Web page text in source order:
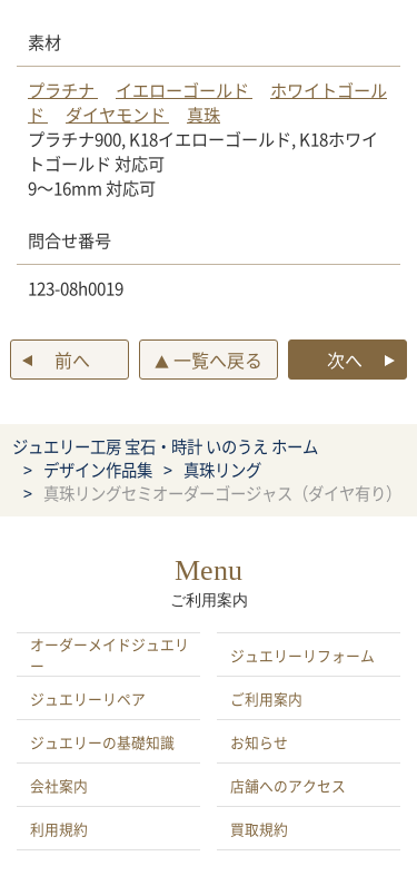
素材
プラチナ
イエローゴールド
ホワイトゴール
ド
ダイヤモンド
真珠
プラチナ900, K18イエローゴールド, K18ホワイ
トゴールド 対応可
9〜16mm 対応可
問合せ番号
123-08h0019
前へ ▲ 一覧へ戻る 次へ
ジュエリー工房 宝石・時計 いのうえ ホーム
デザイン作品集
真珠リング
真珠リングセミオーダーゴージャス（ダイヤ有り）
Menu
ご利用案内
オーダーメイドジュエリ
ー
ジュエリーリフォーム
ジュエリーリペア ご利用案内
ジュエリーの基礎知識 お知らせ
会社案内 店舗へのアクセス
利用規約 買取規約